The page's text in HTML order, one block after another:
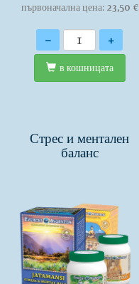
първоначална цена: 23,50 €
Количество
- +
в кошницата
Стрес и ментален
баланс